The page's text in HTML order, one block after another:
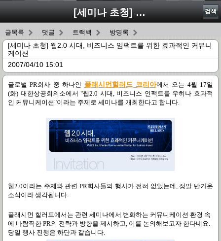
[세미나 초청] 웹2.0 시대, 비즈니스 임팩트를 위한 효과적인 커뮤니케이션 검색
글목록 댓글 트랙백 방명록
[세미나 초청] 웹2.0 시대, 비즈니스 임팩트를 위한 효과적인 커뮤니
케이션
2007/04/10 15:01
글로벌 PR회사 중 하나인 플래시먼힐러드 코리아에서 오는 4월 17일
(화) 대한상공회의소에서 "웹2.0 시대, 비즈니스 인팩트를 우히나 효과적
인 커뮤니케이션"이라는 주제로 세미나를 개최한다고 합니다.
웹2.0이라는 주제와 관련 PR회사들의 행사가 전혀 없었는데, 정말 반가운
소식이라 생각됩니다.
플래시먼 힐러드에서는 관련 세미나에서 변화하는 커뮤니케이션 환경 속
에 바람직한 PR의 전략과 방향을 제시하고, 이를 논의해보고자 한다네요.
당일 행사 진행은 하단과 같습니다.